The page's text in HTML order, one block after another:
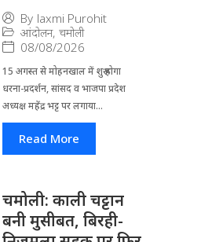
By laxmi Purohit
आंदोलन, चमोली
08/08/2026
15 अगस्त से मोहनखाल में शुरू होगा
धरना-प्रदर्शन, सांसद व भाजपा प्रदेश
अध्यक्ष महेंद्र भट्ट पर लगाया...
Read More
चमोली: काली चट्टान
बनी मुसीबत, बिरही-